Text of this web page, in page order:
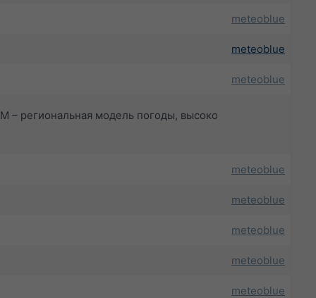
meteoblue
meteoblue
meteoblue
– региональная модель погоды, высоко
meteoblue
meteoblue
meteoblue
meteoblue
meteoblue